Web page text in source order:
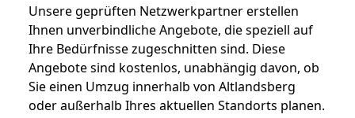
Unsere geprüften Netzwerkpartner erstellen
Ihnen unverbindliche Angebote, die speziell auf
Ihre Bedürfnisse zugeschnitten sind. Diese
Angebote sind kostenlos, unabhängig davon, ob
Sie einen Umzug innerhalb von Altlandsberg
oder außerhalb Ihres aktuellen Standorts planen.